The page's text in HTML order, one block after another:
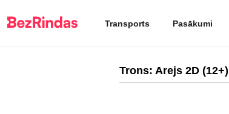
Transports Pasākumi
Trons: Arejs 2D (12+)